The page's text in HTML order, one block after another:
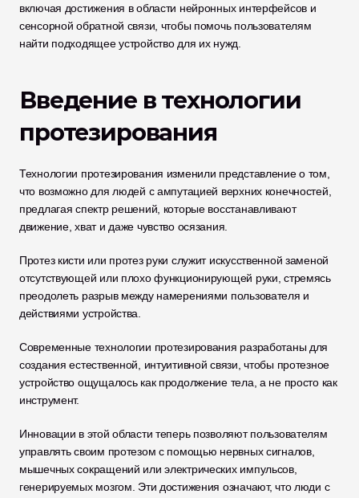
включая достижения в области нейронных интерфейсов и
сенсорной обратной связи, чтобы помочь пользователям
найти подходящее устройство для их нужд.
Введение в технологии
протезирования
Технологии протезирования изменили представление о том,
что возможно для людей с ампутацией верхних конечностей,
предлагая спектр решений, которые восстанавливают
движение, хват и даже чувство осязания.
Протез кисти или протез руки служит искусственной заменой
отсутствующей или плохо функционирующей руки, стремясь
преодолеть разрыв между намерениями пользователя и
действиями устройства.
Современные технологии протезирования разработаны для
создания естественной, интуитивной связи, чтобы протезное
устройство ощущалось как продолжение тела, а не просто как
инструмент.
Инновации в этой области теперь позволяют пользователям
управлять своим протезом с помощью нервных сигналов,
мышечных сокращений или электрических импульсов,
генерируемых мозгом. Эти достижения означают, что люди с